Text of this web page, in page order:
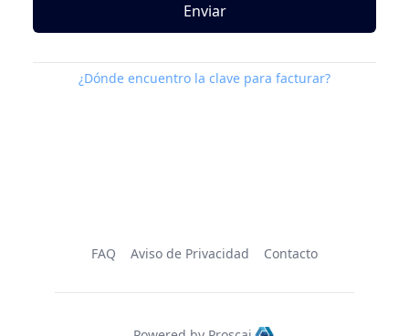
Enviar
¿Dónde encuentro la clave para facturar?
FAQ Aviso de Privacidad Contacto